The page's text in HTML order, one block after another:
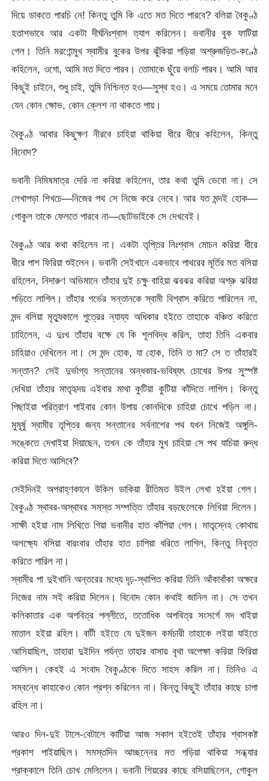
দিয়ে ডাকতে পারচি নে! কিন্তু তুমি কি এতে মত দিতে পারবে? বলিয়া বৈকুণ্ঠ
হতাশভাবে আর একটা দীর্ঘনিঃশ্বাস ত্যাগ করিলেন। ভবানীর বুক ফাটিয়া
গেল। তিনি মরণোন্মুখ স্বামীর বুকের উপর ঝুঁকিয়া পড়িয়া অশ্রুজড়িত-কণ্ঠে
কহিলেন, ওগো, আমি মত দিতে পারব। তোমাকে ছুঁয়ে বলচি পারব। আমি আর
কিছুই চাইনে, শুধু চাই, তুমি নিশ্চিন্ত হও—সুস্থ হও। এ সময়ে তোমার মনে
যেন কোন ক্ষোভ, কোন ক্লেশ না থাকতে পায়।
বৈকুণ্ঠ আবার কিছুক্ষণ নীরবে চাহিয়া থাকিয়া ধীরে ধীরে কহিলেন, কিন্তু
বিনোদ?
ভবানী নিমিষমাত্র দেরি না করিয়া কহিলেন, তার কথা তুমি ভেবো না। সে
লেখাপড়া শিখচে—নিজের পথ সে নিজে করে নেবে। আর যত মন্দই হোক—
গোকুল তাকে ফেলতে পারবে না—ছোটভাইকে সে দেখবেই।
বৈকুণ্ঠ আর কথা কহিলেন না। একটা তৃপ্তির নিঃশ্বাস মোচন করিয়া ধীরে
ধীরে পাশ ফিরিয়া শুইলেন। ভবানী সেইখানে একভাবে পাথরের মূর্তির মত বসিয়া
রহিলেন, নিদারুণ অভিমানে তাঁহার দুই চক্ষু বাহিয়া ঝরঝর করিয়া অশ্রু ঝরিয়া
পড়িতে লাগিল। তাঁহার গর্ভের সন্তানকে স্বামী বিশ্বাস করিতে পারিলেন না,
মন্দ বলিয়া মৃত্যুকালে পুত্রের ন্যায্য অধিকার হইতে তাহাকে বঞ্চিত করিতে
চাহিলেন, এ দুঃখ তাঁহার বক্ষে যে কি শূলবিদ্ধ করিল, তাহা তিনি একবার
চাহিয়াও দেখিলেন না। সে মন্দ হোক, যা হোক, তিনি ত মা? সে ত তাঁহারই
সন্তান? সেই দুর্ভাগ্য সন্তানের অন্ধকার-ভবিষ্যৎ চোখের উপর সুস্পষ্ট
দেখিয়া তাঁহার মাতৃহৃদয় এইবার মাথা কুটিয়া কুটিয়া কাঁদিতে লাগিল। কিন্তু
পিছাইয়া পরিত্রাণ পাইবার কোন উপায় কোনদিকে চাহিয়া চোখে পড়িল না।
মুমূর্ষু স্বামীর তৃপ্তির জন্য সন্তানের সর্বনাশের পথ যখন নিজেই অঙ্গুলি-
সঙ্কেতে দেখাইয়া দিয়াছেন, তখন কে তাঁহার মুখ চাহিয়া সে পথ যাচিয়া রুদ্ধ
করিয়া দিতে আসিবে?
সেইদিনই অপরাহ্ণকালে উকিল ডাকিয়া রীতিমত উইল লেখা হইয়া গেল।
বৈকুণ্ঠ স্থাবর-অস্থাবর সমস্ত সম্পত্তি তাঁহার বড়ছেলেকে লিখিয়া দিলেন।
সাক্ষী হইয়া নাম লিখিতে গিয়া ভবানীর হাত কাঁপিয়া গেল। মাতৃস্নেহ কোথায়
অলক্ষ্যে বসিয়া বারংবার তাঁহার হাত চাপিয়া ধরিতে লাগিল, কিন্তু নিবৃত্ত
করিতে পারিল না।
স্বামীর পা দুইখানি অন্তরের মধ্যে দৃঢ়-স্থাপিত করিয়া তিনি আঁকাবাঁকা অক্ষরে
নিজের নাম সই করিয়া দিলেন। বিনোদ কোন কথাই জানিল না। সে তখন
কলিকাতার এক অপবিত্র পল্লীতে, ততোধিক অপবিত্র সংসর্গে মদ খাইয়া
মাতাল হইয়া রহিল। বাটী হইতে যে দুইজন কর্মচারী তাহাকে লইয়া যাইতে
আসিয়াছিল, তাহারা দুইদিন পর্যন্ত তাহার বাসায় বৃথা অপেক্ষা করিয়া ফিরিয়া
আসিল। কেহই এ সংবাদ বৈকুণ্ঠকে দিতে সাহস করিল না। তিনিও এ
সম্বন্ধে কাহাকেও কোন প্রশ্ন করিলেন না। কিন্তু কিছুই তাঁহার কাছে চাপা
রহিল না।
আরও দিন-দুই টালে-বেটালে কাটিয়া আজ সকাল হইতেই তাঁহার শ্বাসকষ্ট
প্রকাশ পাইয়াছিল। সমস্তদিন আচ্ছন্নের মত পড়িয়া থাকিয়া সন্ধ্যার
প্রাক্কালে তিনি চোখ মেলিলেন। ভবানী শিয়রের কাছে বসিয়াছিলেন, গোকুল